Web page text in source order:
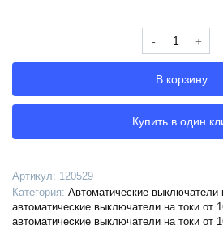
Количество
Выключатель
ВА51-
35М2-
341830-
250А-3000-
ПЭ230AC-
УХЛ3-
КЭАЗ,
В корзину
Купить в один
Артикул: 120529
Категория: Автоматические выключатели
автоматические выключатели на токи от
автоматические выключатели на токи от